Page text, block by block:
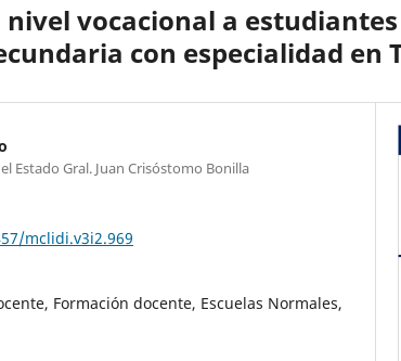
vocacional a
con especialidad en
Estado Gral. Juan Crisóstomo Bonilla
mclidi.v3i2.969
Formación docente, Escuelas Normales,